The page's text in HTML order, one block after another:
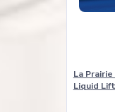
La
Liquid